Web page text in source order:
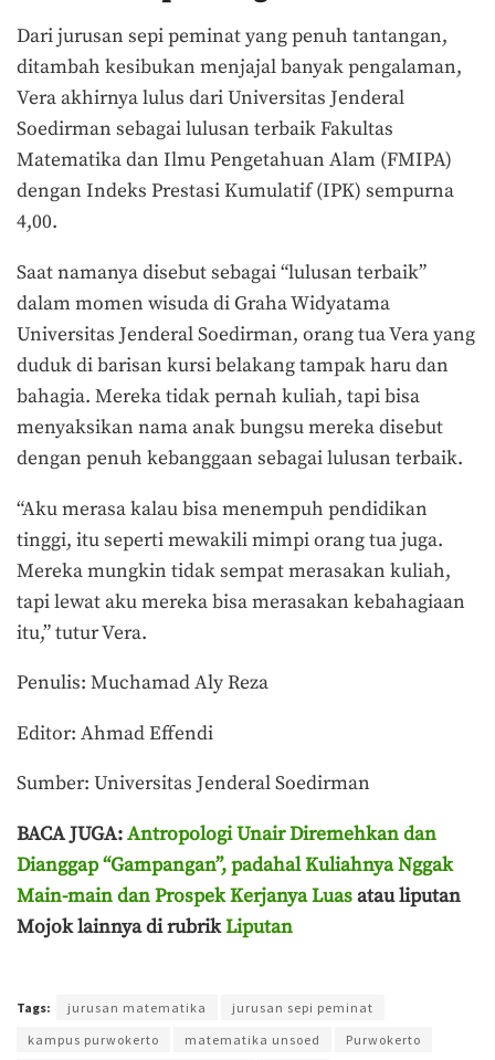
Dari jurusan sepi peminat yang penuh tantangan,
ditambah kesibukan menjajal banyak pengalaman,
Vera akhirnya lulus dari Universitas Jenderal
Soedirman sebagai lulusan terbaik Fakultas
Matematika dan Ilmu Pengetahuan Alam (FMIPA)
dengan Indeks Prestasi Kumulatif (IPK) sempurna
4,00.
Saat namanya disebut sebagai “lulusan terbaik”
dalam momen wisuda diGraha Widyatama
Universitas Jenderal Soedirman, orang tua Vera yang
duduk di barisan kursi belakang tampak haru dan
bahagia. Mereka tidak pernah kuliah, tapi bisa
menyaksikan nama anak bungsu mereka disebut
dengan penuh kebanggaan sebagai lulusan terbaik.
“Aku merasa kalau bisa menempuh pendidikan
tinggi, itu seperti mewakili mimpi orang tua juga.
Mereka mungkin tidak sempat merasakan kuliah,
tapi lewat aku mereka bisa merasakan kebahagiaan
itu,” tutur Vera.
Penulis: Muchamad Aly Reza
Editor: Ahmad Effendi
Sumber: Universitas Jenderal Soedirman
BACA JUGA:Antropologi Unair Diremehkan dan
Dianggap “Gampangan”, padahal Kuliahnya Nggak
Main-main dan Prospek Kerjanya Luasatau liputan
Mojok lainnya di rubrikLiputan
Tags: jurusan matematika
jurusan sepi peminat
kampus purwokerto
matematika unsoed
Purwokerto